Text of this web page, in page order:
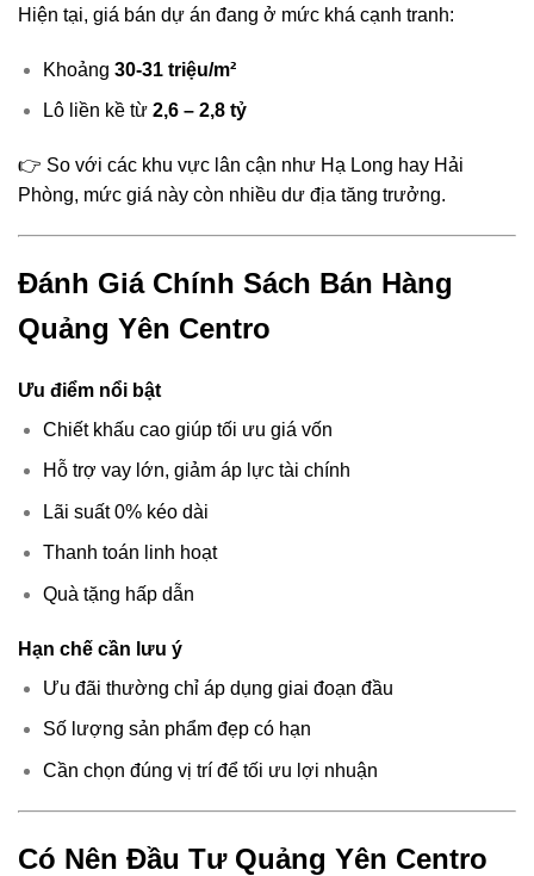
Hiện tại, giá bán dự án đang ở mức khá cạnh tranh:
Khoảng 30-31 triệu/m²
Lô liền kề từ 2,6 – 2,8 tỷ
👉 So với các khu vực lân cận như Hạ Long hay Hải
Phòng, mức giá này còn nhiều dư địa tăng trưởng.
Đánh Giá Chính Sách Bán Hàng
Quảng Yên Centro
Ưu điểm nổi bật
Chiết khấu cao giúp tối ưu giá vốn
Hỗ trợ vay lớn, giảm áp lực tài chính
Lãi suất 0% kéo dài
Thanh toán linh hoạt
Quà tặng hấp dẫn
Hạn chế cần lưu ý
Ưu đãi thường chỉ áp dụng giai đoạn đầu
Số lượng sản phẩm đẹp có hạn
Cần chọn đúng vị trí để tối ưu lợi nhuận
Có Nên Đầu Tư Quảng Yên Centro